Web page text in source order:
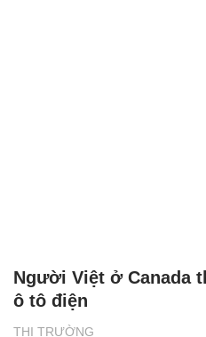
THỊ TRƯỜNG
Người Việt ở Canada
ô tô điện